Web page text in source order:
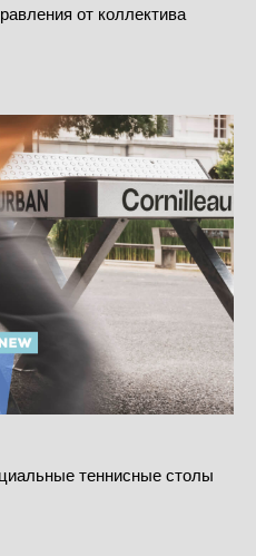
от коллектива
теннисные столы